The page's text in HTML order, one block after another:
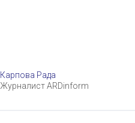
Карпова Рада
Журналист ARDinform